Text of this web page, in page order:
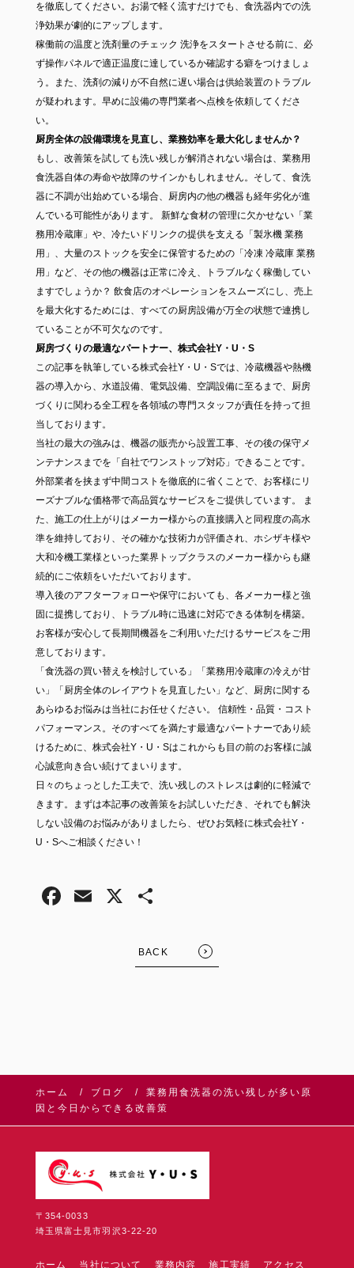
を徹底してください。お湯で軽く流すだけでも、食洗器内での洗
浄効果が劇的にアップします。
稼働前の温度と洗剤量のチェック 洗浄をスタートさせる前に、必
ず操作パネルで適正温度に達しているか確認する癖をつけましょ
う。また、洗剤の減りが不自然に遅い場合は供給装置のトラブル
が疑われます。早めに設備の専門業者へ点検を依頼してくださ
い。
厨房全体の設備環境を見直し、業務効率を最大化しませんか？
もし、改善策を試しても洗い残しが解消されない場合は、業務用
食洗器自体の寿命や故障のサインかもしれません。そして、食洗
器に不調が出始めている場合、厨房内の他の機器も経年劣化が進
んでいる可能性があります。 新鮮な食材の管理に欠かせない「業
務用冷蔵庫」や、冷たいドリンクの提供を支える「製氷機 業務
用」、大量のストックを安全に保管するための「冷凍 冷蔵庫 業務
用」など、その他の機器は正常に冷え、トラブルなく稼働してい
ますでしょうか？ 飲食店のオペレーションをスムーズにし、売上
を最大化するためには、すべての厨房設備が万全の状態で連携し
ていることが不可欠なのです。
厨房づくりの最適なパートナー、株式会社Y・U・S
この記事を執筆している株式会社Y・U・Sでは、冷蔵機器や熱機
器の導入から、水道設備、電気設備、空調設備に至るまで、厨房
づくりに関わる全工程を各領域の専門スタッフが責任を持って担
当しております。
当社の最大の強みは、機器の販売から設置工事、その後の保守メ
ンテナンスまでを「自社でワンストップ対応」できることです。
外部業者を挟まず中間コストを徹底的に省くことで、お客様にリ
ーズナブルな価格帯で高品質なサービスをご提供しています。 ま
た、施工の仕上がりはメーカー様からの直接購入と同程度の高水
準を維持しており、その確かな技術力が評価され、ホシザキ様や
大和冷機工業様といった業界トップクラスのメーカー様からも継
続的にご依頼をいただいております。
導入後のアフターフォローや保守においても、各メーカー様と強
固に提携しており、トラブル時に迅速に対応できる体制を構築。
お客様が安心して長期間機器をご利用いただけるサービスをご用
意しております。
「食洗器の買い替えを検討している」「業務用冷蔵庫の冷えが甘
い」「厨房全体のレイアウトを見直したい」など、厨房に関する
あらゆるお悩みは当社にお任せください。 信頼性・品質・コスト
パフォーマンス。そのすべてを満たす最適なパートナーであり続
けるために、株式会社Y・U・Sはこれからも目の前のお客様に誠
心誠意向き合い続けてまいります。
日々のちょっとした工夫で、洗い残しのストレスは劇的に軽減で
きます。まずは本記事の改善策をお試しいただき、それでも解決
しない設備のお悩みがありましたら、ぜひお気軽に株式会社Y・
U・Sへご相談ください！
BACK
ホーム ブログ
業務用食洗器の洗い残しが多い原
因と今日からできる改善策
〒354-0033
埼玉県富士見市羽沢3-22-20
ホーム 当社について 業務内容 施工実績 アクセス